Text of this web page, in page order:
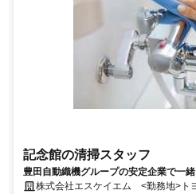
記念館の清掃スタッフ
豊田自動織機グループの安定企業で一
株式会社エスケイエム <勤務地>ト